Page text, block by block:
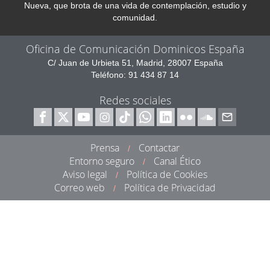
Nueva, que brota de una vida de contemplación, estudio y
comunidad.
Oficina de Comunicación Dominicos España
C/ Juan de Urbieta 51, Madrid, 28007 España
Teléfono: 91 434 87 14
Redes sociales
Prensa /
Contactar
Entorno seguro
/
Canal Ético
Aviso legal
/
Política de Cookies
Correo web
/ Política de Privacidad